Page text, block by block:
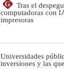
G
Tras el
computadoras con
impresoras
Universidades
inversiones y las